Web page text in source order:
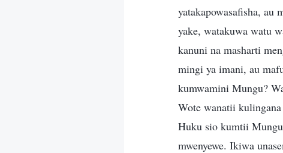
yatakapowasafisha,
yake, watakuwa watu
kanuni na masharti
mingi ya imani, au
kumwamini Mungu?
Wote wanatii
Huku sio kumtii
mwenyewe. Ikiwa